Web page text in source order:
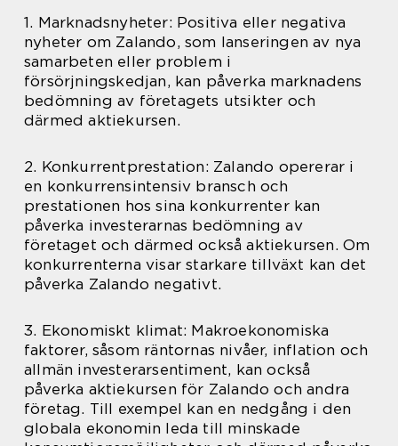
1. Marknadsnyheter: Positiva eller negativa
nyheter om Zalando, som lanseringen av nya
samarbeten eller problem i
försörjningskedjan, kan påverka marknadens
bedömning av företagets utsikter och
därmed aktiekursen.
2. Konkurrentprestation: Zalando opererar i
en konkurrensintensiv bransch och
prestationen hos sina konkurrenter kan
påverka investerarnas bedömning av
företaget och därmed också aktiekursen. Om
konkurrenterna visar starkare tillväxt kan det
påverka Zalando negativt.
3. Ekonomiskt klimat: Makroekonomiska
faktorer, såsom räntornas nivåer, inflation och
allmän investerarsentiment, kan också
påverka aktiekursen för Zalando och andra
företag. Till exempel kan en nedgång i den
globala ekonomin leda till minskade